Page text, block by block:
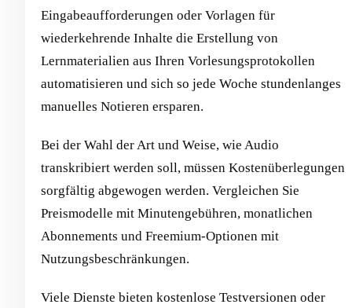
Eingabeaufforderungen oder Vorlagen für
wiederkehrende Inhalte die Erstellung von
Lernmaterialien aus Ihren Vorlesungsprotokollen
automatisieren und sich so jede Woche stundenlanges
manuelles Notieren ersparen.
Bei der Wahl der Art und Weise, wie Audio
transkribiert werden soll, müssen Kostenüberlegungen
sorgfältig abgewogen werden. Vergleichen Sie
Preismodelle mit Minutengebühren, monatlichen
Abonnements und Freemium-Optionen mit
Nutzungsbeschränkungen.
Viele Dienste bieten kostenlose Testversionen oder